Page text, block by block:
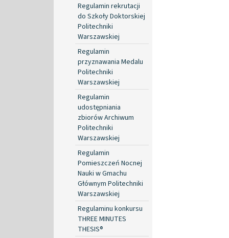
Regulamin rekrutacji
do Szkoły Doktorskiej
Politechniki
Warszawskiej
Regulamin
przyznawania Medalu
Politechniki
Warszawskiej
Regulamin
udostępniania
zbiorów Archiwum
Politechniki
Warszawskiej
Regulamin
Pomieszczeń Nocnej
Nauki w Gmachu
Głównym Politechniki
Warszawskiej
Regulaminu konkursu
THREE MINUTES
THESIS®